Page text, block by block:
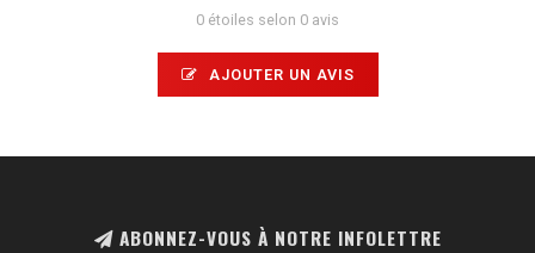
0 étoiles selon 0 avis
AJOUTER UN AVIS
ABONNEZ-VOUS À NOTRE INFOLETTRE